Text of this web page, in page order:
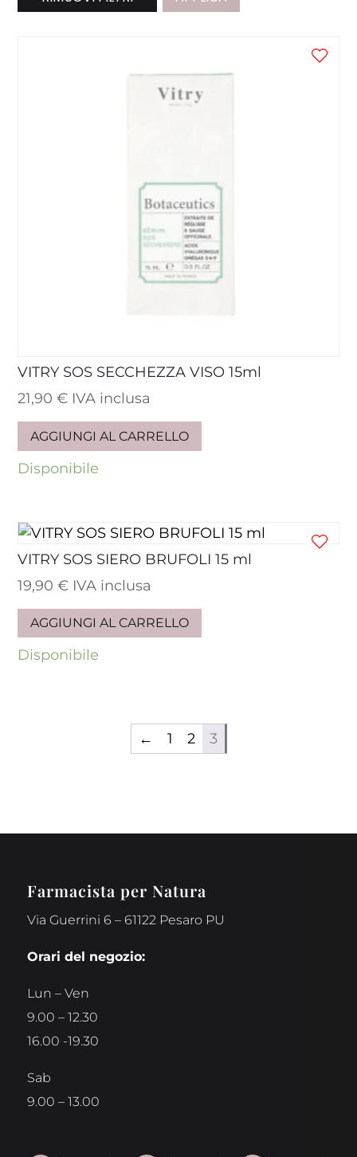
VITRY SOS SECCHEZZA VISO 15ml
21,90€ IVA inclusa
AGGIUNGI AL CARRELLO
Disponibile
VITRY SOS SIERO BRUFOLI 15 ml
19,90€ IVA inclusa
AGGIUNGI AL CARRELLO
Disponibile
← 1 2 3
Farmacista per Natura
Via Guerrini 6 – 61122 Pesaro PU
Orari del negozio:
Lun – Ven
9.00 – 12.30
16.00 -19.30
Sab
9.00 – 13.00